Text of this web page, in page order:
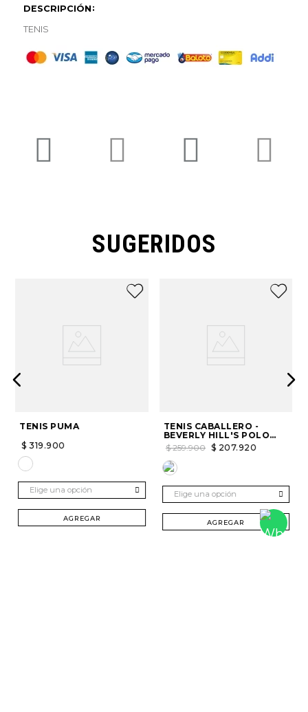
DESCRIPCIÓN
TENIS
SUGERIDOS
TENIS PUMA
$ 319.900
Elige una opción
AGREGAR
TENIS CABALLERO -
BEVERLY HILL'S POLO
CLUB
$ 259.900 $ 207.920
Elige una opción
AGREGAR